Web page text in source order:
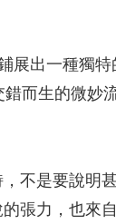
展出一種獨
而生的微妙
不是要說明
張力，也來